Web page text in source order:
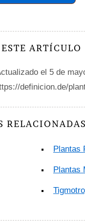
ARTÍCULO
el 5 de
definicion.de/
RELACIONADAS
Plantas
Plantas